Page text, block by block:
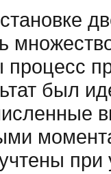
процесс
был
при